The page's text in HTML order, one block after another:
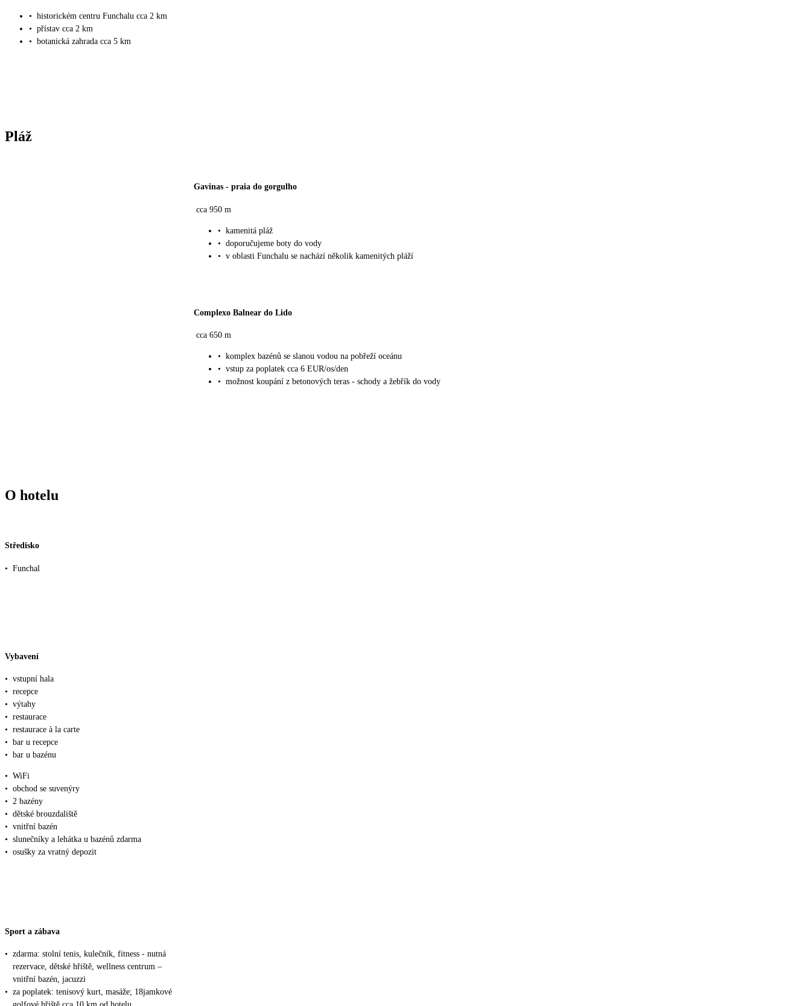
• historickém centru Funchalu cca 2 km
• přístav cca 2 km
• botanická zahrada cca 5 km
Pláž
Gavinas - praia do gorgulho
cca 950 m
• kamenitá pláž
• doporučujeme boty do vody
• v oblasti Funchalu se nachází několik kamenitých pláží
Complexo Balnear do Lido
cca 650 m
• komplex bazénů se slanou vodou na pobřeží oceánu
• vstup za poplatek cca 6 EUR/os/den
• možnost koupání z betonových teras - schody a žebřík do vody
O hotelu
Středisko
• Funchal
Vybavení
• vstupní hala
• recepce
• výtahy
• restaurace
• restaurace à la carte
• bar u recepce
• bar u bazénu
• WiFi
• obchod se suvenýry
• 2 bazény
• dětské brouzdaliště
• vnitřní bazén
• slunečníky a lehátka u bazénů zdarma
• osušky za vratný depozit
Sport a zábava
• zdarma: stolní tenis, kulečník, fitness - nutná
rezervace, dětské hřiště, wellness centrum –
vnitřní bazén, jacuzzi
• za poplatek: tenisový kurt, masáže; 18jamkové